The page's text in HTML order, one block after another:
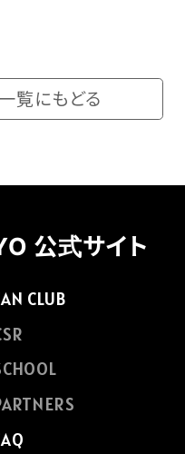
覧にもどる
公式サイト
CLUB